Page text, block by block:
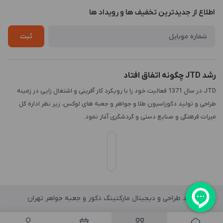
درباره ما
چاپ و حکاکی
طراحی سه بعدی
اطلاع از جدیدترین تخفیف ها و رویداد ها
ثبت
رشد JTD چگونه اتفاق افتاد
JTD در سال 1371 فعالیت خود را با رویکرد کار آفرینی و اشتغال زایی در زمینه
طراحی و تولید دکوراسیون طلا و جواهر و جعبه های لوکس، زیر نظر اداره کل
میراث فرهنگی و صنایع دستی و گردشگری آغاز نمود.
واحد طراحی و دیجیتال مارکتینگ دکور و جعبه جواهر تهران